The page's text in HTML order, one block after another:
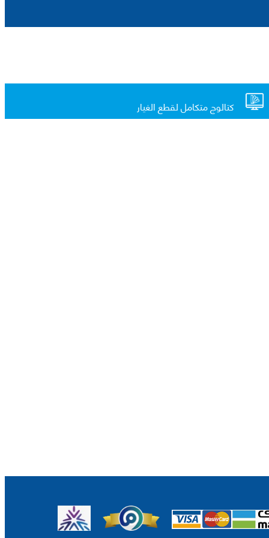
كتالوج متكامل لقطع الغيار